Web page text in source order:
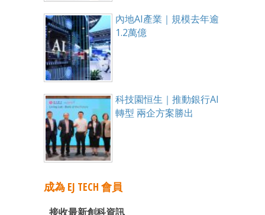
內地AI產業｜規模去年逾
1.2萬億
科技園恒生｜推動銀行AI
轉型 兩企方案勝出
成為 EJ TECH 會員
接收最新創科資訊